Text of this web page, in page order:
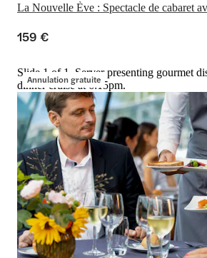
La Nouvelle Ève : Spectacle de cabaret
159 €
Annulation gratuite
Slide 1 of 1, Server presenting gourmet
dinner cruise at 6:15pm.